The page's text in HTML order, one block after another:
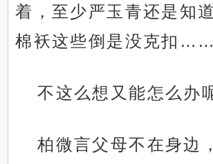
着，至少严玉青还是知
棉袄这些倒是没克扣……
不这么想又能怎么办
柏微言父母不在身边